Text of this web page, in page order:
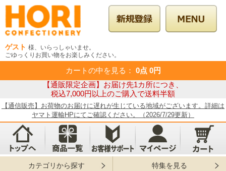
ゲスト 様、いらっしゃいませ。
ごゆっくりお買い物をお楽しみください。
カートの中を見る ： 0点 0円
【通販限定企画】お届け先1カ所につき、
税込7,000円以上のご購入で送料半額
【通信販売】お荷物のお届けに遅れが生じている地域がございます。詳細は
ヤマト運輸HPにてご確認ください。（2026/7/29更新）
カテゴリから探す 特集を見る